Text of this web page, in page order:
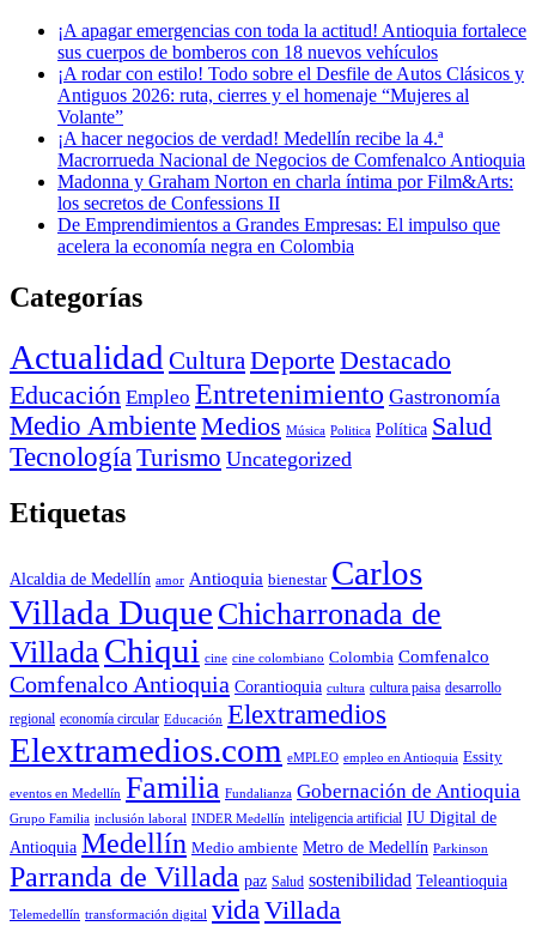
¡A apagar emergencias con toda la actitud! Antioquia fortalece
sus cuerpos de bomberos con 18 nuevos vehículos
¡A rodar con estilo! Todo sobre el Desfile de Autos Clásicos y
Antiguos 2026: ruta, cierres y el homenaje “Mujeres al
Volante”
¡A hacer negocios de verdad! Medellín recibe la 4.ª
Macrorrueda Nacional de Negocios de Comfenalco Antioquia
Madonna y Graham Norton en charla íntima por Film&Arts:
los secretos de Confessions II
De Emprendimientos a Grandes Empresas: El impulso que
acelera la economía negra en Colombia
Categorías
Actualidad Cultura Deporte Destacado
Educación Empleo Entretenimiento Gastronomía
Medio AmbienteMedios Música Politica Política Salud
Tecnología Turismo Uncategorized
Etiquetas
Alcaldia de Medellín amor Antioquia bienestar Carlos
Villada Duque Chicharronada de
Villada Chiqui cine cine colombiano Colombia Comfenalco
Comfenalco Antioquia Corantioquia cultura cultura paisa desarrollo
regional economía circular Educación Elextramedios
Elextramedios.com eMPLEO empleo en Antioquia Essity
eventos en Medellín Familia Fundalianza Gobernación de Antioquia
Grupo Familia inclusión laboral INDER Medellín inteligencia artificial IU Digital de
Antioquia Medellín Medio ambiente Metro de Medellín Parkinson
Parranda de Villada paz Salud sostenibilidad Teleantioquia
Telemedellín transformación digital vida Villada